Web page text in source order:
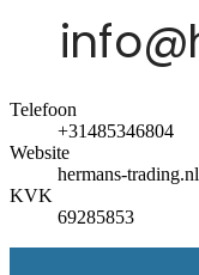
Telefoon
+31485346804
Website
hermans-trading.nl
KVK
69285853